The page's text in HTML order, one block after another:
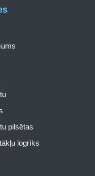
pilsētas
logrīks